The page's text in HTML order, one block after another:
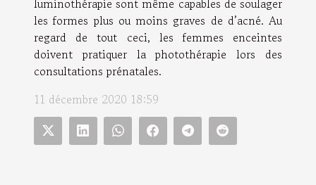
luminothérapie sont même capables de soulager
les formes plus ou moins graves de d’acné. Au
regard de tout ceci, les femmes enceintes
doivent pratiquer la photothérapie lors des
consultations prénatales.
11 décembre 2020 18:59